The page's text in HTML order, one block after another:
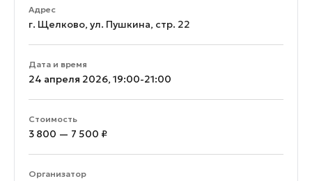
Адрес
г. Щелково, ул. Пушкина, стр. 22
Дата и время
24 апреля 2026, 19:00-21:00
Стоимость
3 800 — 7 500 ₽
Организатор